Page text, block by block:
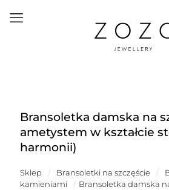
Bransoletka damska na
ametystem w kształcie
harmonii)
Sklep / Bransoletki na szczęście /
kamieniami
/ Bransoletka damska